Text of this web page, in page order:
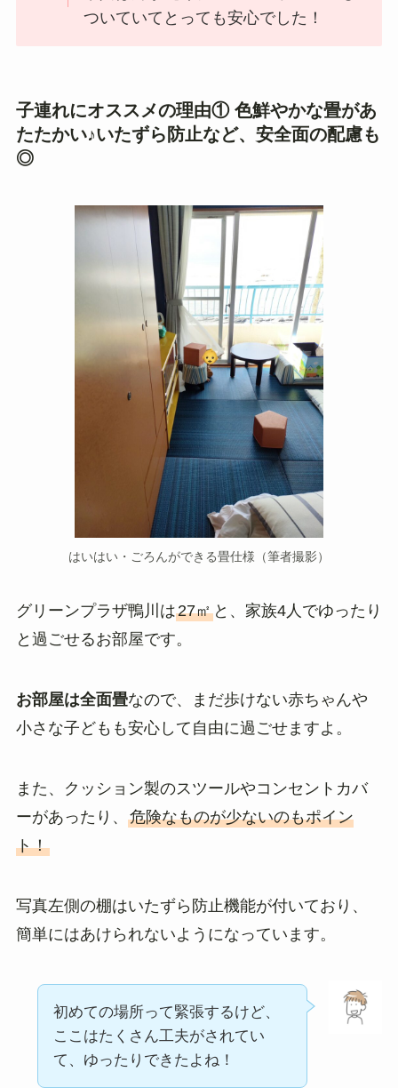
ついていてとっても安心でした！
子連れにオススメの理由① 色鮮やかな畳があ
たたかい♪いたずら防止など、安全面の配慮も
◎
はいはい・ごろんができる畳仕様（筆者撮影）
グリーンプラザ鴨川は27㎡と、家族4人でゆったり
と過ごせるお部屋です。
お部屋は全面畳なので、まだ歩けない赤ちゃんや
小さな子どもも安心して自由に過ごせますよ。
また、クッション製のスツールやコンセントカバ
ーがあったり、 危険なものが少ないのもポイン
ト！
写真左側の棚はいたずら防止機能が付いており、
簡単にはあけられないようになっています。
初めての場所って緊張するけど、
ここはたくさん工夫がされてい
て、ゆったりできたよね！